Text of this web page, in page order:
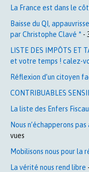
La France est dans le
Baisse du QI,
par Christophe Clavé * -
LISTE DES IMPÔTS ET
et votre temps ! calez-
Réflexion d’un citoyen
CONTRIBUABLES
La liste des Enfers
Nous n’échapperons
vues
Mobilisons nous pour la
La vérité nous rend libre